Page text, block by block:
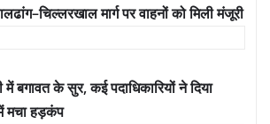
मार्ग पर वाहनों को मिली मंजूरी
में बगावत के सुर, कई पदाधिकारियों ने दिया
मचा हड़कंप